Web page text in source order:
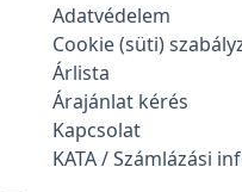
Adatvédelem
Cookie (süti)
Árlista
Árajánlat kérés
Kapcsolat
KATA / Számlázási